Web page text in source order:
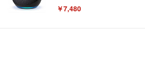
￥7,480
[EdoErgo] オフィスチェア
EIZO ビジネス向けプレミア
Amazonベーシック ペット